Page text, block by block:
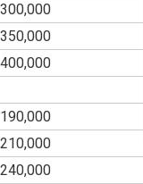
300,000
350,000
400,000
190,000
210,000
240,000